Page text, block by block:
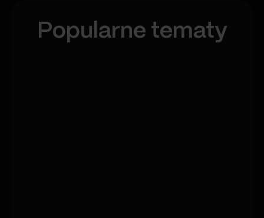
Popularne tematy